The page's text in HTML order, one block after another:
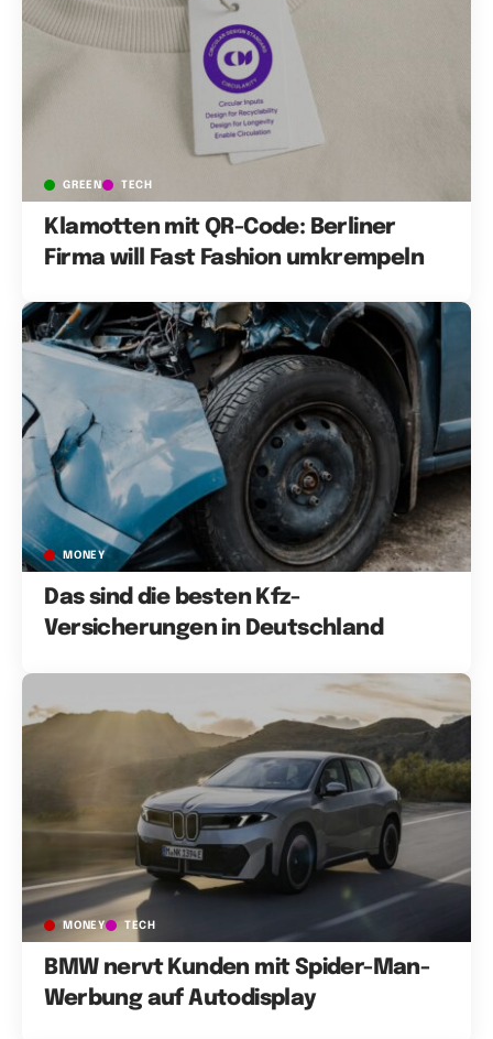
GREEN TECH
Klamotten mit QR-Code: Berliner
Firma will Fast Fashion umkrempeln
MONEY
Das sind die besten Kfz-
Versicherungen in Deutschland
MONEY TECH
BMW nervt Kunden mit Spider-Man-
Werbung auf Autodisplay